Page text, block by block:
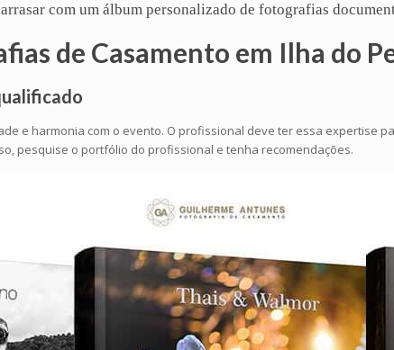
com umálbum personalizado de fotografias
de Casamento em Ilha do
e harmonia com o evento. O profissional deve ter essa expertise
pesquise o portfólio do profissional e tenha recomendações.